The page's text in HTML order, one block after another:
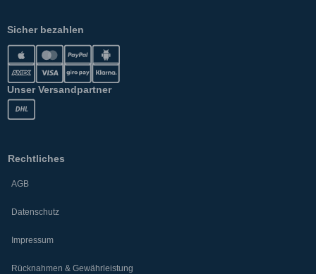
Sicher bezahlen
Unser Versandpartner
Rechtliches
AGB
Datenschutz
Impressum
Rücknahmen & Gewährleistung